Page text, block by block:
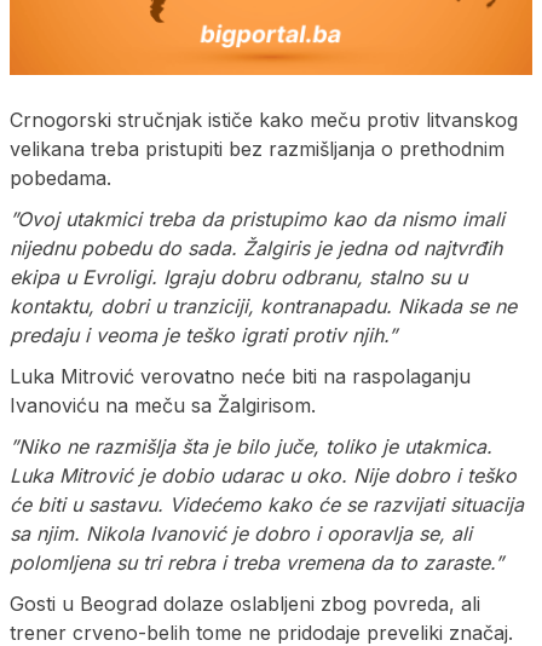
Crnogorski stručnjak ističe kako meču protiv litvanskog
velikana treba pristupiti bez razmišljanja o prethodnim
pobedama.
”Ovoj utakmici treba da pristupimo kao da nismo imali
nijednu pobedu do sada. Žalgiris je jedna od najtvrđih
ekipa u Evroligi. Igraju dobru odbranu, stalno su u
kontaktu, dobri u tranziciji, kontranapadu. Nikada se ne
predaju i veoma je teško igrati protiv njih.”
Luka Mitrović verovatno neće biti na raspolaganju
Ivanoviću na meču sa Žalgirisom.
”Niko ne razmišlja šta je bilo juče, toliko je utakmica.
Luka Mitrović je dobio udarac u oko. Nije dobro i teško
će biti u sastavu. Videćemo kako će se razvijati situacija
sa njim. Nikola Ivanović je dobro i oporavlja se, ali
polomljena su tri rebra i treba vremena da to zaraste.”
Gosti u Beograd dolaze oslabljeni zbog povreda, ali
trener crveno-belih tome ne pridodaje preveliki značaj.